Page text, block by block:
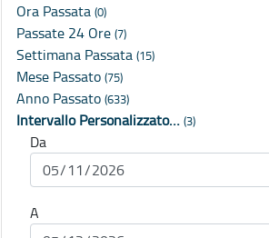
Ora Passata (0)
Passate 24 Ore (7)
Settimana Passata (15)
Mese Passato (75)
Anno Passato (633)
Intervallo Personalizzato… (3)
Da
A